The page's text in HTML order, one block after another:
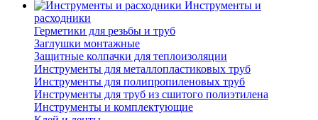
Инструменты и
расходники
Герметики для резьбы и труб
Заглушки монтажные
Защитные колпачки для теплоизоляции
Инструменты для металлопластиковых труб
Инструменты для полипропиленовых труб
Инструменты для труб из сшитого полиэтилена
Инструменты и комплектующие